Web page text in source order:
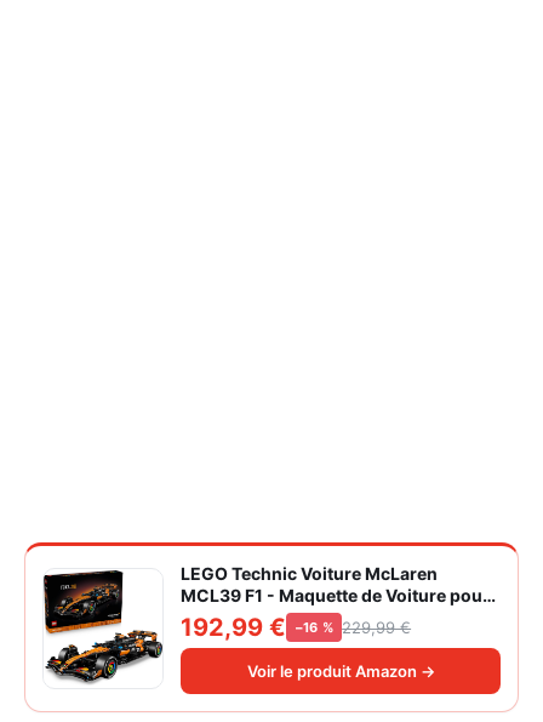
LEGO Technic Voiture McLaren
MCL39 F1 - Maquette de Voiture pour
Adulte - Set de Construction Formule 1
Collector - Moteur V6 & Différentiel -
Idée Cadeau pour Fans de Sport
Automobile 42228
192,99 € −16 % 229,99 €
Voir le produit Amazon →